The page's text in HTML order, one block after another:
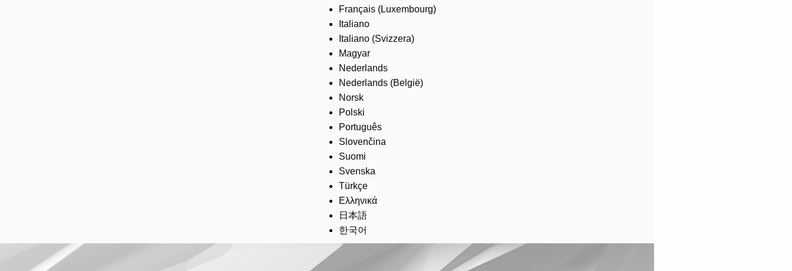
Français (Luxembourg)
Italiano
Italiano (Svizzera)
Magyar
Nederlands
Nederlands (België)
Norsk
Polski
Português
Slovenčina
Suomi
Svenska
Türkçe
Ελληνικά
日本語
한국어